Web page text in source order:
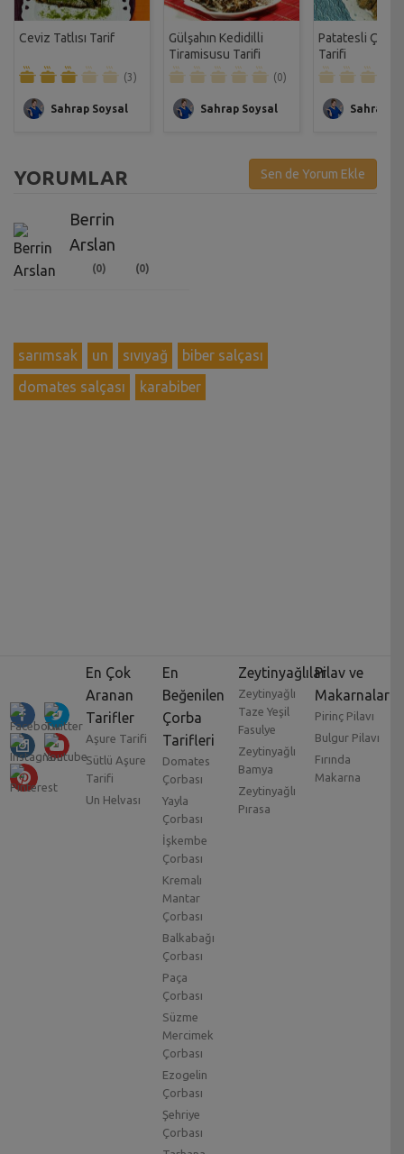
Ceviz Tatlısı Tarif
(3)
Sahrap Soysal
Gülşahın Kedidilli
Tiramisusu Tarifi
(0)
Sahrap Soysal
Patatesli Çıtır
Tarifi
Sahrap
YORUMLAR Sen de Yorum Ekle
Berrin
Arslan
(0) (0)
sarımsak un sıvıyağ
biber salçası
domates salçası
karabiber
En Çok
Aranan
Tarifler
Aşure Tarifi
Sütlü Aşure
Tarifi
Un Helvası
En
Beğenilen
Çorba
Tarifleri
Domates
Çorbası
Yayla
Çorbası
İşkembe
Çorbası
Kremalı
Mantar
Çorbası
Balkabağı
Çorbası
Paça
Çorbası
Süzme
Mercimek
Çorbası
Ezogelin
Çorbası
Şehriye
Çorbası
Zeytinyağlılar
Zeytinyağlı
Taze Yeşil
Fasulye
Zeytinyağlı
Bamya
Zeytinyağlı
Pırasa
Pilav ve
Makarnalar
Pirinç Pilavı
Bulgur Pilavı
Fırında
Makarna